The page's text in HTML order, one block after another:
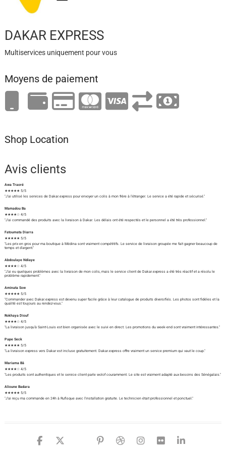
DAKAR EXPRESS
Multiservices uniquement pour vous
Moyens de paiement
Shop Location
Avis clients
Awa Traoré
★★★★★ 5/5
"J'ai utilisé les services de Dakar.express pour envoyer un colis à mon frère à l'étranger. Le service a été rapide et sécurisé."
Mamadou Ba
★★★★☆ 4/5
"J'ai commandé des produits avec la livraison à Dakar. Les délais ont été respectés et le personnel a été très professionnel."
Fatoumata Diarra
★★★★★ 5/5
"Les prix en gros pour ma boutique à Médina sont vraiment compétitifs. Le service de livraison groupée me fait gagner beaucoup de
temps et d'argent."
Abdoulaye Ndiaye
★★★★☆ 4/5
"J'ai eu quelques problèmes avec la livraison de mon colis, mais le service client de Dakar.express a été très réactif et a résolu le
problème rapidement."
Aminata Sow
★★★★★ 5/5
"Commander avec Dakar.express est devenu super facile grâce à leur catalogue de produits diversifiés. Les photos sont fidèles et la
qualité est toujours au rendez-vous."
Rokhaya Diouf
★★★★☆ 4/5
"La livraison jusqu'à Saint-Louis est bien organisée avec le suivi en direct. Les promotions du week-end sont vraiment intéressantes."
Pape Seck
★★★★★ 5/5
"La livraison express vers Dakar est incluse gratuitement. Dakar.express offre vraiment un service premium qui vaut le coup."
Mariama Bâ
★★★★☆ 4/5
"Les produits sont authentiques et le service client parle wolof couramment. Le site est vraiment adapté aux besoins des Sénégalais."
Alioune Badara
★★★★★ 5/5
"J'ai reçu ma commande en 24h à Rufisque avec l'installation gratuite. Le technicien était professionnel et ponctuel."
facebook
twitter
google
pinterest
dribbble
instagram
flickr